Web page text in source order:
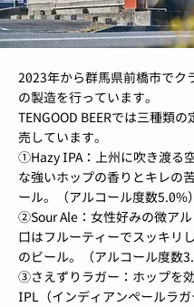
2023年から群馬県前橋市でク
の製造を行っています。
TENGOOD BEERでは三種類
売しています。
①Hazy IPA：上州に吹き渡る
な強いホップの香りとキレの
ール。（アルコール度数5.0%）
②Sour Ale：女性好みの微ア
口はフルーティーでスッキリ
のビール。（アルコール度数
③さえずりラガー：ホップを
IPL（インディアンペールラ